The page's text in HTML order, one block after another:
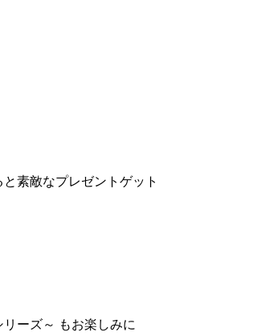
素敵なプレゼントゲット
ーズ～ もお楽しみに